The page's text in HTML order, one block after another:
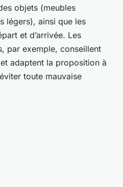
objets (meubles
légers), ainsi que les
et d’arrivée. Les
par exemple, conseillent
adaptent la proposition à
toute mauvaise